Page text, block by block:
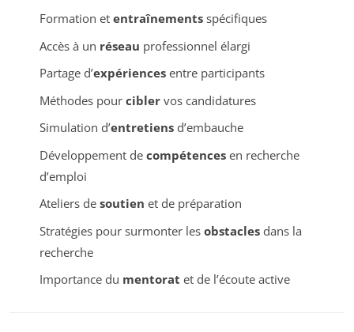
Formation et entraînementsspécifiques
Accès à un réseau professionnel élargi
Partage d’expériencesentre participants
Méthodes pour ciblervos candidatures
Simulation d’entretiensd’embauche
Développement de compétencesen recherche
d’emploi
Ateliers de soutien et de préparation
Stratégies pour surmonter les obstaclesdans la
recherche
Importance du mentorat et de l’écoute active